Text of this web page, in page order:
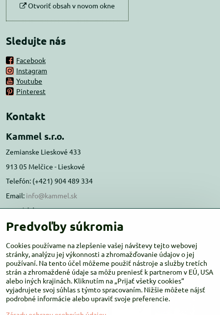
Otvoriť obsah v novom okne
Sledujte nás
Facebook
Instagram
Youtube
Pinterest
Kontakt
Kammel s.r.o.
Zemianske Lieskové 433
913 05 Melčice - Lieskové
Telefón: (+421) 904 489 334
Email: info@kammel.sk
Prevádzka:
Administratívna budova PD Melčice
Otváracie hodiny:PO-ŠT 8:00 - 16:00
PIA-NE Zatvorené
Predvoľby súkromia
Cookies používame na zlepšenie vašej návštevy tejto webovej
stránky, analýzu jej výkonnosti a zhromažďovanie údajov o jej
používaní. Na tento účel môžeme použiť nástroje a služby tretích
strán a zhromaždené údaje sa môžu preniesť k partnerom v EÚ, USA
alebo iných krajinách. Kliknutím na „Prijať všetky cookies“
vyjadrujete svoj súhlas s týmto spracovaním. Nižšie môžete nájsť
podrobné informácie alebo upraviť svoje preferencie.